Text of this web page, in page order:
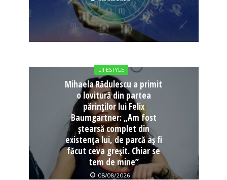
LIFESTYLE
Mihaela Rădulescu a primit
o lovitură din partea
părinților lui Felix
Baumgartner: „Am fost
ștearsă complet din
existența lui, de parcă aș fi
făcut ceva greșit. Chiar se
tem de mine”
08/08/2026